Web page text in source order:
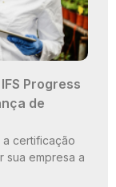
Progress
de
a certificação
sua empresa a